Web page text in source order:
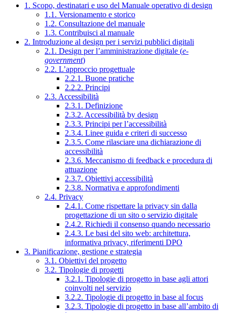
1. Scopo, destinatari e uso del Manuale operativo di design
1.1. Versionamento e storico
1.2. Consultazione del manuale
1.3. Contribuisci al manuale
2. Introduzione al design per i servizi pubblici digitali
2.1. Design per l’amministrazione digitale (e-
government)
2.2. L’approccio progettuale
2.2.1. Buone pratiche
2.2.2. Principi
2.3. Accessibilità
2.3.1. Definizione
2.3.2. Accessibilità by design
2.3.3. Principi per l’accessibilità
2.3.4. Linee guida e criteri di successo
2.3.5. Come rilasciare una dichiarazione di
accessibilità
2.3.6. Meccanismo di feedback e procedura di
attuazione
2.3.7. Obiettivi accessibilità
2.3.8. Normativa e approfondimenti
2.4. Privacy
2.4.1. Come rispettare la privacy sin dalla
progettazione di un sito o servizio digitale
2.4.2. Richiedi il consenso quando necessario
2.4.3. Le basi del sito web: architettura,
informativa privacy, riferimenti DPO
3. Pianificazione, gestione e strategia
3.1. Obiettivi del progetto
3.2. Tipologie di progetti
3.2.1. Tipologie di progetto in base agli attori
coinvolti nel servizio
3.2.2. Tipologie di progetto in base al focus
3.2.3. Tipologie di progetto in base all’ambito di